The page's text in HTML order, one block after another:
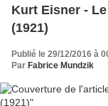
Kurt Eisner -
(1921)
Publié le 29/12/2016 à
Par Fabrice Mundzik